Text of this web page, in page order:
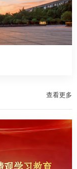
查看更多